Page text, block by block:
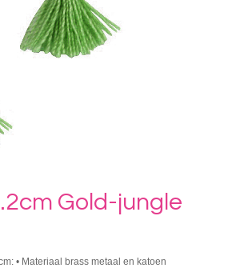
Gold-jungle
• Materiaal brass metaal en katoen